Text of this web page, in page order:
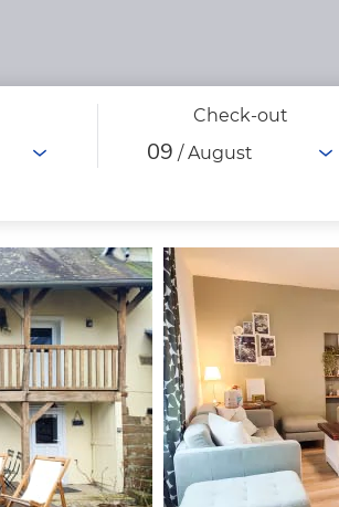
Check-out
09 / August